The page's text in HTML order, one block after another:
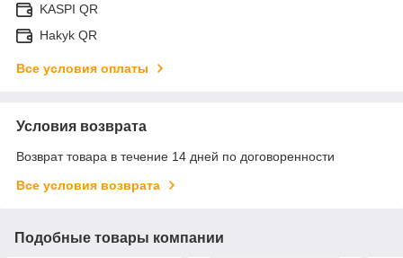
KASPI QR
Hakyk QR
Все условия оплаты
Условия возврата
Возврат товара в течение 14 дней по договоренности
Все условия возврата
Подобные товары компании